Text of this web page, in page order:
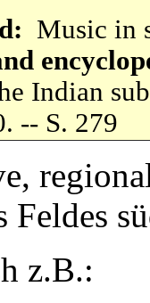
Music in
Indian
-- S. 279
Feldes
z.B.: